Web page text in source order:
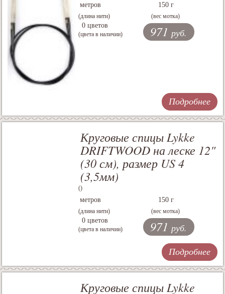
метров
(длина нити)
150 г
(вес мотка)
0 цветов
(цвета в наличии) 971 руб.
Подробнее
Круговые спицы Lykke
DRIFTWOOD на леске 12"
(30 см), размер US 4
(3,5мм)
()
метров
(длина нити)
150 г
(вес мотка)
0 цветов
(цвета в наличии) 971 руб.
Подробнее
Круговые спицы Lykke